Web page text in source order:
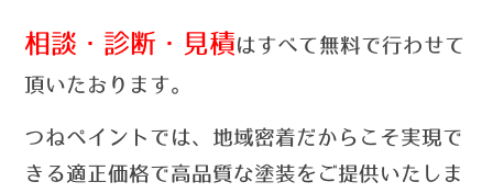
相談・診断・見積はすべて無料で行わせて
頂いたおります。
つねペイントでは、 地域密着だからこそ実現で
きる適正価格で高品質な塗装をご提供いたしま